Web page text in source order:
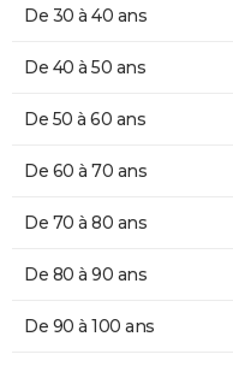
De 30 à 40 ans
De 40 à 50 ans
De 50 à 60 ans
De 60 à 70 ans
De 70 à 80 ans
De 80 à 90 ans
De 90 à 100 ans